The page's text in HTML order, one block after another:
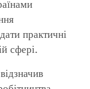
практичні
сфері.